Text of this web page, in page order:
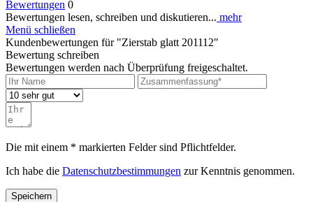
Bewertungen 0
Bewertungen lesen, schreiben und diskutieren... mehr
Menü schließen
Kundenbewertungen für "Zierstab glatt 201112"
Bewertung schreiben
Bewertungen werden nach Überprüfung freigeschaltet.
Die mit einem * markierten Felder sind Pflichtfelder.
Ich habe die Datenschutzbestimmungen zur Kenntnis genommen.
Speichern